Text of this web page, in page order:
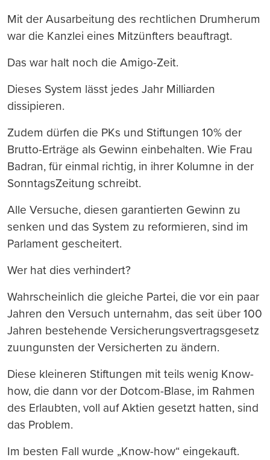
Mit der Ausarbeitung des rechtlichen Drumherum
war die Kanzlei eines Mitzünfters beauftragt.
Das war halt noch die Amigo-Zeit.
Dieses System lässt jedes Jahr Milliarden
dissipieren.
Zudem dürfen die PKs und Stiftungen 10% der
Brutto-Erträge als Gewinn einbehalten. Wie Frau
Badran, für einmal richtig, in ihrer Kolumne in der
SonntagsZeitung schreibt.
Alle Versuche, diesen garantierten Gewinn zu
senken und das System zu reformieren, sind im
Parlament gescheitert.
Wer hat dies verhindert?
Wahrscheinlich die gleiche Partei, die vor ein paar
Jahren den Versuch unternahm, das seit über 100
Jahren bestehende Versicherungsvertragsgesetz
zuungunsten der Versicherten zu ändern.
Diese kleineren Stiftungen mit teils wenig Know-
how, die dann vor der Dotcom-Blase, im Rahmen
des Erlaubten, voll auf Aktien gesetzt hatten, sind
das Problem.
Im besten Fall wurde „Know-how“ eingekauft.